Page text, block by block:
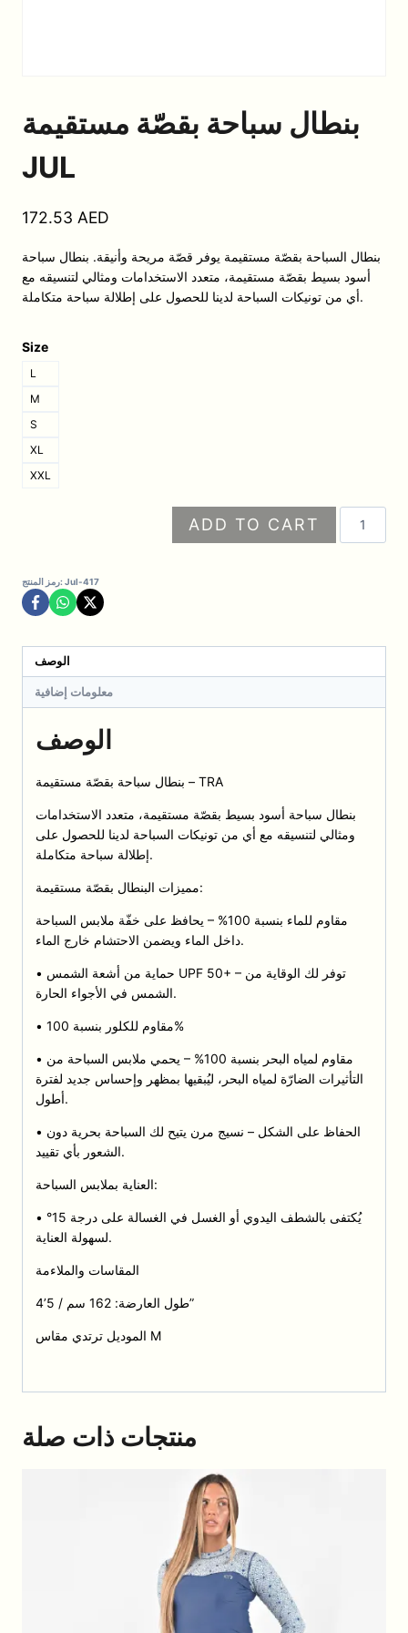
بنطال سباحة بقصّة مستقيمة
JUL
172.53 AED
بنطال السباحة بقصّة مستقيمة يوفر قصّة مريحة وأنيقة. بنطال سباحة
أسود بسيط بقصّة مستقيمة، متعدد الاستخدامات ومثالي لتنسيقه مع
أي من تونيكات السباحة لدينا للحصول على إطلالة سباحة متكاملة.
Size
L
M
S
XL
XXL
ADD TO CART
رمز المنتج:Jul-417
الوصف
معلومات إضافية
الوصف
بنطال سباحة بقصّة مستقيمة – TRA
بنطال سباحة أسود بسيط بقصّة مستقيمة، متعدد الاستخدامات
ومثالي لتنسيقه مع أي من تونيكات السباحة لدينا للحصول على
إطلالة سباحة متكاملة.
مميزات البنطال بقصّة مستقيمة:
مقاوم للماء بنسبة 100% – يحافظ على خفّة ملابس السباحة
داخل الماء ويضمن الاحتشام خارج الماء.
• حماية من أشعة الشمس UPF 50+ – توفر لك الوقاية من
الشمس في الأجواء الحارة.
• مقاوم للكلور بنسبة 100%
• مقاوم لمياه البحر بنسبة 100% – يحمي ملابس السباحة من
التأثيرات الضارّة لمياه البحر، ليُبقيها بمظهر وإحساس جديد لفترة
أطول.
• الحفاظ على الشكل – نسيج مرن يتيح لك السباحة بحرية دون
الشعور بأي تقييد.
العناية بملابس السباحة:
• يُكتفى بالشطف اليدوي أو الغسل في الغسالة على درجة 15°
لسهولة العناية.
المقاسات والملاءمة
طول العارضة: 162 سم / 5’4”
الموديل ترتدي مقاس M
منتجات ذات صلة